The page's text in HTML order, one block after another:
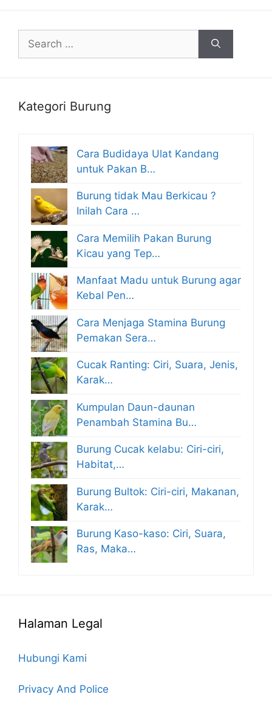
for:
Kategori Burung
Cara Budidaya Ulat Kandang
untuk Pakan B…
Burung tidak Mau Berkicau ?
Inilah Cara …
Cara Memilih Pakan Burung
Kicau yang Tep…
Manfaat Madu untuk Burung agar
Kebal Pen…
Cara Menjaga Stamina Burung
Pemakan Sera…
Cucak Ranting: Ciri, Suara, Jenis,
Karak…
Kumpulan Daun-daunan
Penambah Stamina Bu…
Burung Cucak kelabu: Ciri-ciri,
Habitat,…
Burung Bultok: Ciri-ciri, Makanan,
Karak…
Burung Kaso-kaso: Ciri, Suara,
Ras, Maka…
Halaman Legal
Hubungi Kami
Privacy And Police